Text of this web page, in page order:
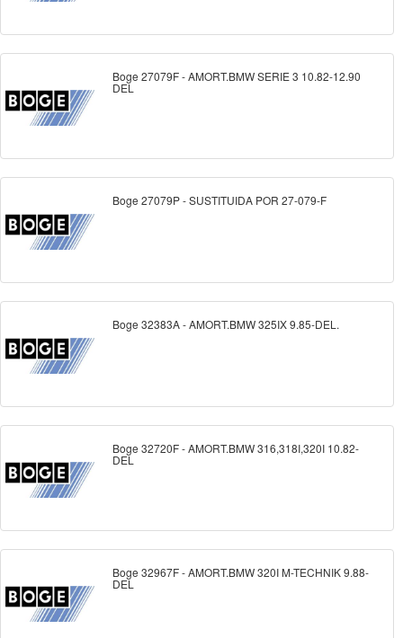
Boge 27079F - AMORT.BMW SERIE 3 10.82-12.90
DEL
Boge 27079P - SUSTITUIDA POR 27-079-F
Boge 32383A - AMORT.BMW 325IX 9.85-DEL.
Boge 32720F - AMORT.BMW 316,318I,320I 10.82-
DEL
Boge 32967F - AMORT.BMW 320I M-TECHNIK 9.88-
DEL